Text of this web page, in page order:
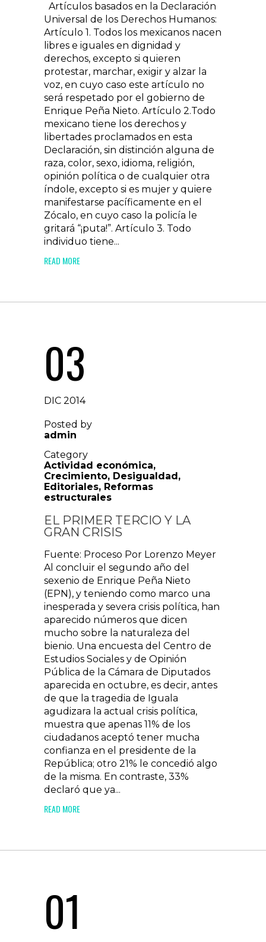
Artículos basados en la Declaración
Universal de los Derechos Humanos:
Artículo 1. Todos los mexicanos nacen
libres e iguales en dignidad y
derechos, excepto si quieren
protestar, marchar, exigir y alzar la
voz, en cuyo caso este artículo no
será respetado por el gobierno de
Enrique Peña Nieto. Artículo 2.Todo
mexicano tiene los derechos y
libertades proclamados en esta
Declaración, sin distinción alguna de
raza, color, sexo, idioma, religión,
opinión política o de cualquier otra
índole, excepto si es mujer y quiere
manifestarse pacíficamente en el
Zócalo, en cuyo caso la policía le
gritará “¡puta!”. Artículo 3. Todo
individuo tiene...
READ MORE
03
DIC 2014
Posted by
admin
Category
Actividad económica,
Crecimiento, Desigualdad ,
Editoriales, Reformas
estructurales
EL PRIMER TERCIO Y LA
GRAN CRISIS
Fuente: Proceso Por Lorenzo Meyer
Al concluir el segundo año del
sexenio de Enrique Peña Nieto
(EPN), y teniendo como marco una
inesperada y severa crisis política, han
aparecido números que dicen
mucho sobre la naturaleza del
bienio. Una encuesta del Centro de
Estudios Sociales y de Opinión
Pública de la Cámara de Diputados
aparecida en octubre, es decir, antes
de que la tragedia de Iguala
agudizara la actual crisis política,
muestra que apenas 11% de los
ciudadanos aceptó tener mucha
confianza en el presidente de la
República; otro 21% le concedió algo
de la misma. En contraste, 33%
declaró que ya...
READ MORE
01